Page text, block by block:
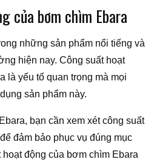
của bơm chìm Ebara
những sản phẩm nổi tiếng và
hiện nay. Công suất hoạt
là yếu tố quan trọng mà mọi
sản phẩm này.
bạn cần xem xét công suất
đảm bảo phục vụ đúng mục
động của bơm chìm Ebara